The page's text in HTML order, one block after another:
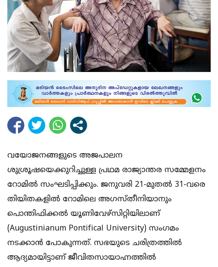
വയോജനങ്ങളുടെ അജപാലന
ശുശ്രൂഷയെക്കുറിച്ചുള്ള പ്രഥമ രാജ്യാന്തര സമ്മേളനം
റോമില്‍ സംഘടിപ്പിക്കും. ജനുവരി 21-മുതല്‍ 31-വരെ
തിയിതകളില്‍ റോമിലെ അഗസ്തീനിയാനും
പൊന്തിഫിക്കല്‍ യൂണിവേഴ്സിറ്റിയിലാണ്
(Augustinianum Pontifical University) സംഗമം
നടക്കാന്‍ പോകുന്നത്. സഭയുടെ ചരിത്രത്തില്‍
ആദ്യമായിട്ടാണ് ജീവിതസായാഹ്നത്തില്‍